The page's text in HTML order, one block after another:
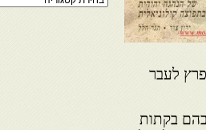
לעבר
בקתות
הנושאים